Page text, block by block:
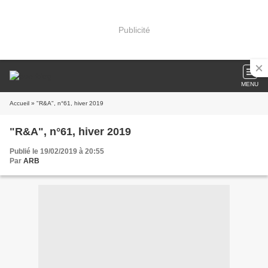
Publicité
MENU
Accueil » "R&A", n°61, hiver 2019
"R&A", n°61, hiver 2019
Publié le 19/02/2019 à 20:55
Par ARB